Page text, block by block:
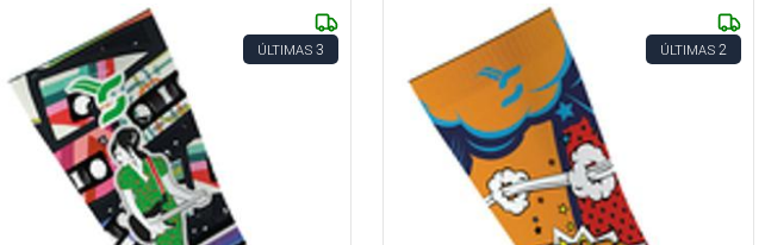
ÚLTIMAS 3 ÚLTIMAS 2